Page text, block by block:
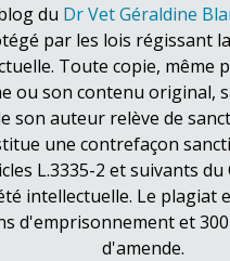
du Dr Vet Géraldine
par les lois régissant
Toute copie, même
ou son contenu original,
son auteur relève de
une contrefaçon
L.3335-2 et suivants du
intellectuelle. Le plagiat
d'emprisonnement et
d'amende.